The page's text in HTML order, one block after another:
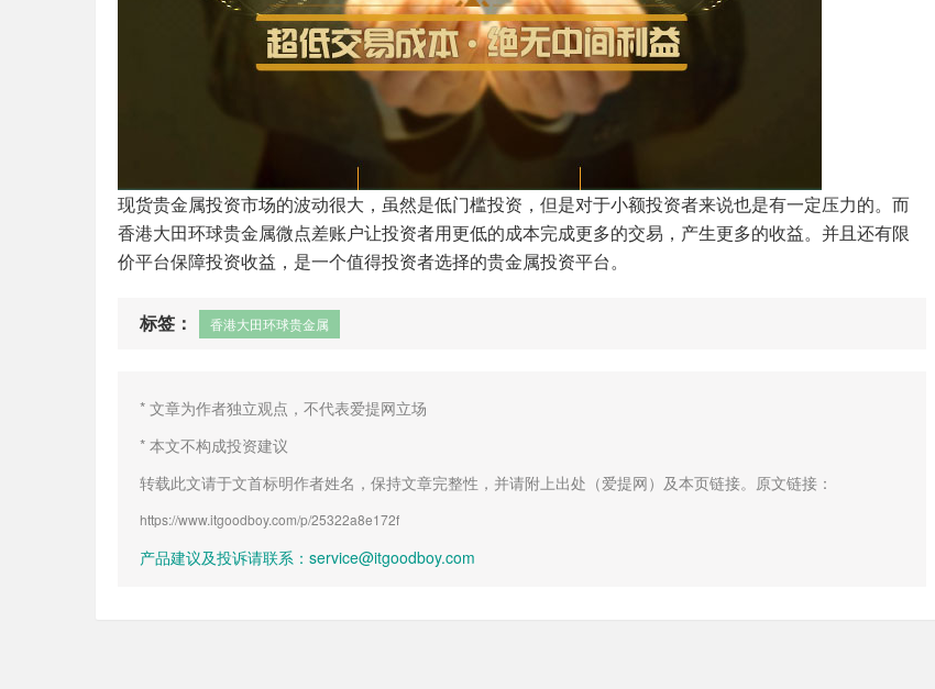
现货贵金属投资市场的波动很大，虽然是低门槛投资，但是对于小额投资者来说也是有一定压力的。而
香港大田环球贵金属微点差账户让投资者用更低的成本完成更多的交易，产生更多的收益。并且还有限
价平台保障投资收益，是一个值得投资者选择的贵金属投资平台。
标签： 香港大田环球贵金属
* 文章为作者独立观点，不代表爱提网立场
* 本文不构成投资建议
转载此文请于文首标明作者姓名，保持文章完整性，并请附上出处（爱提网）及本页链接。原文链接：
https://www.itgoodboy.com/p/25322a8e172f
产品建议及投诉请联系：service@itgoodboy.com